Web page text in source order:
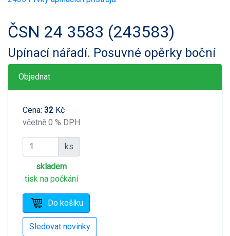
ČSN 24 3583 (243583)
Upínací nářadí. Posuvné opěrky boční
Objednat
Cena: 32 Kč
včetně 0 % DPH
ks
skladem
tisk na počkání